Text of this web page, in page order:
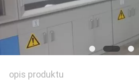
opis produktu